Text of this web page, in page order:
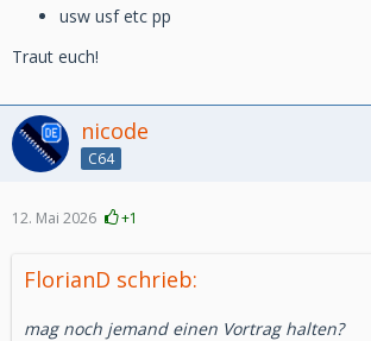
usw usf etc pp
Traut euch!
nicode
C64
12. Mai 2026 +1
FlorianD schrieb:
mag noch jemand einen Vortrag halten?